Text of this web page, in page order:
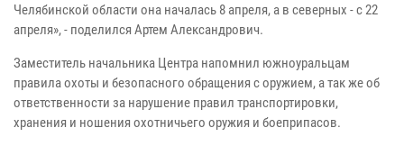
Челябинской области она началась 8 апреля, а в северных - с 22
апреля», - поделился Артем Александрович.
Заместитель начальника Центра напомнил южноуральцам
правила охоты и безопасного обращения с оружием, а так же об
ответственности за нарушение правил транспортировки,
хранения и ношения охотничьего оружия и боеприпасов.